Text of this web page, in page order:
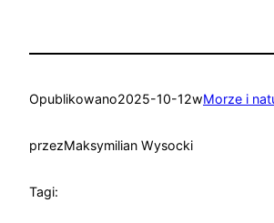
Opublikowano2025-10-12wMorze i
przezMaksymilian Wysocki
Tagi: